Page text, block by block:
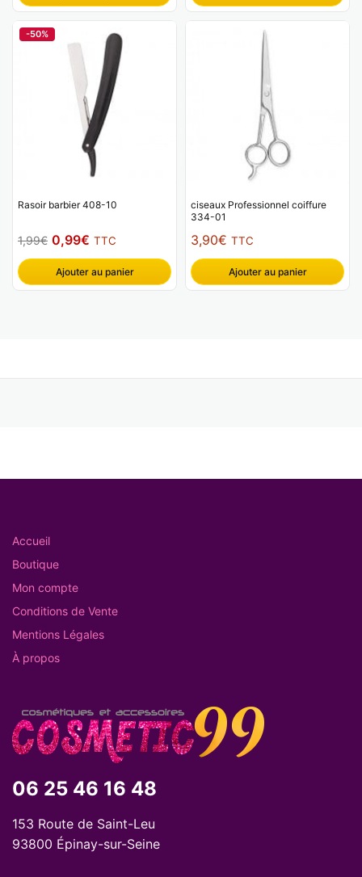
-50%
Rasoir barbier 408-10
1,99€ Le
prix
initial
0,99€ Le
prix
actuel
TTC
Ajouter au panier
ciseaux Professionnel coiffure
334-01
3,90€ TTC
Ajouter au panier
Accueil
Boutique
Mon compte
Conditions de Vente
Mentions Légales
À propos
06 25 46 16 48
153 Route de Saint-Leu
93800 Épinay-sur-Seine